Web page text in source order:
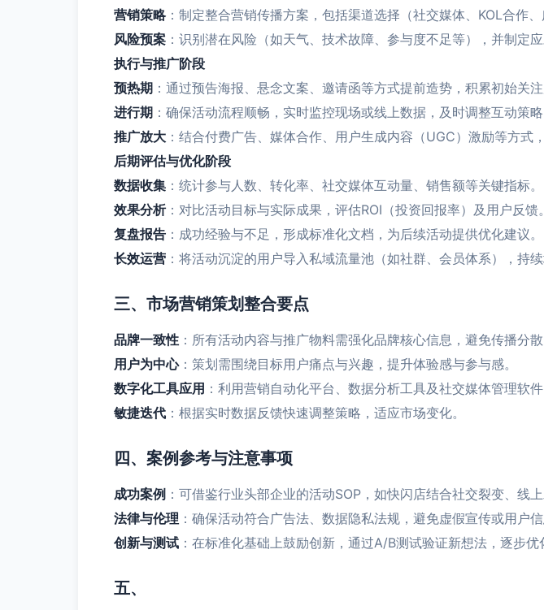
营销策略：制定整合营销传播方案，包括渠道选择（社交媒体、KOL合作
风险预案 ：识别潜在风险（如天气、技术故障、参与度不足等），并制定应
执行与推广阶段
预热期 ：通过预告海报、悬念文案、邀请函等方式提前造势，积累初始关注
进行期 ：确保活动流程顺畅，实时监控现场或线上数据，及时调整互动策
推广放大 ：结合付费广告、媒体合作、用户生成内容（UGC）激励等方式
后期评估与优化阶段
数据收集 ：统计参与人数、转化率、社交媒体互动量、销售额等关键指标。
效果分析：对比活动目标与实际成果，评估ROI（投资回报率）及用户反馈。
复盘报告 ：成功经验与不足，形成标准化文档，为后续活动提供优化建议。
长效运营 ：将活动沉淀的用户导入私域流量池（如社群、会员体系），持续
三、市场营销策划整合要点
品牌一致性 ：所有活动内容与推广物料需强化品牌核心信息，避免传播分散
用户为中心：策划需围绕目标用户痛点与兴趣，提升体验感与参与感。
数字化工具应用 ：利用营销自动化平台、数据分析工具及社交媒体管理软
敏捷迭代 ：根据实时数据反馈快速调整策略，适应市场变化。
四、案例参考与注意事项
成功案例 ：可借鉴行业头部企业的活动SOP，如快闪店结合社交裂变、线
法律与伦理 ：确保活动符合广告法、数据隐私法规，避免虚假宣传或用户信
创新与测试 ：在标准化基础上鼓励创新，通过A/B测试验证新想法，逐步优
五、